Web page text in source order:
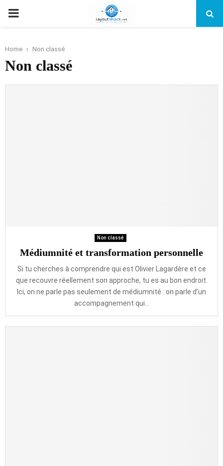
PRIMARY
Home Non classé
Non classé
Non classé
Médiumnité et transformation personnelle
Si tu cherches à comprendre qui est Olivier Lagardère et ce
que recouvre réellement son approche, tu es au bon endroit.
Ici, on ne parle pas seulement de médiumnité : on parle d’un
accompagnement qui...